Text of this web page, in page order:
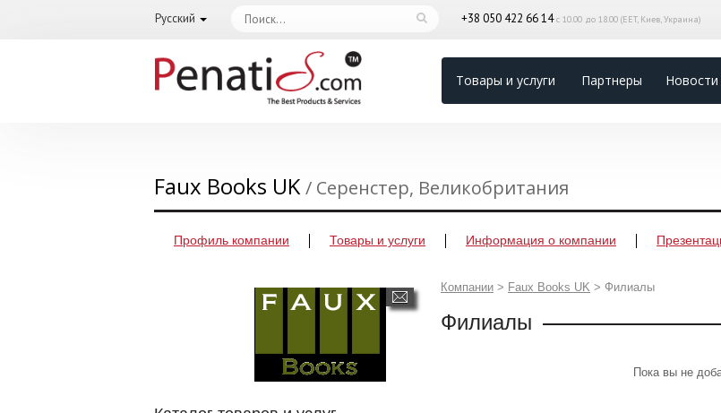
Русский +38 050 422 66 14с 10.00 до 18.00 (EET, Киев, Украина)
Товары и услуги Партнеры Новости
Faux Books UK/ Серенстер, Великобритания
Профиль компании Товары и услуги Информация о компании
Компании > Faux Books UK > Филиалы
Филиалы
Пока вы не